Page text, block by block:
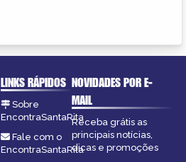
LINKS RÁPIDOS
Sobre
EncontraSantaRita
Fale com o
EncontraSantaRita
NOVIDADES POR E-
MAIL
Receba grátis as
principais notícias,
dicas e promoções